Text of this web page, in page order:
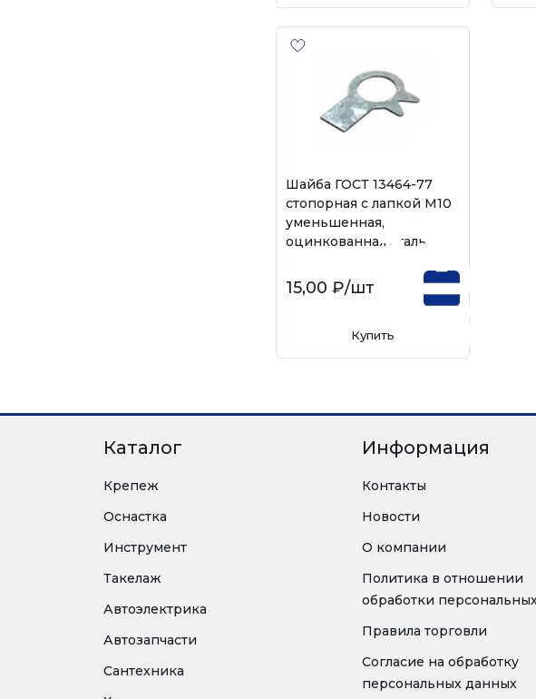
Шайба ГОСТ 13464-77
стопорная с лапкой М10
уменьшенная,
оцинкованная сталь
15,00 ₽/шт
Купить
Каталог
Крепеж
Оснастка
Инструмент
Такелаж
Автоэлектрика
Автозапчасти
Сантехника
Информация
Контакты
Новости
О компании
Политика в отношении
обработки
Правила торговли
Согласие на обработку
персональных данных